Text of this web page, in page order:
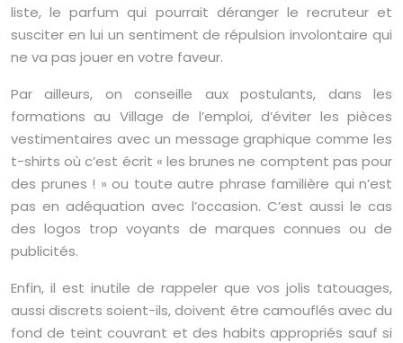
liste, le parfum qui pourrait déranger le recruteur et
susciter en lui un sentiment de répulsion involontaire qui
ne va pas jouer en votre faveur.
Par ailleurs, on conseille aux postulants, dans les
formations au Village de l’emploi, d’éviter les pièces
vestimentaires avec un message graphique comme les
t-shirts où c’est écrit « les brunes ne comptent pas pour
des prunes ! » ou toute autre phrase familière qui n’est
pas en adéquation avec l’occasion. C’est aussi le cas
des logos trop voyants de marques connues ou de
publicités.
Enfin, il est inutile de rappeler que vos jolis tatouages,
aussi discrets soient-ils, doivent être camouflés avec du
fond de teint couvrant et des habits appropriés sauf si